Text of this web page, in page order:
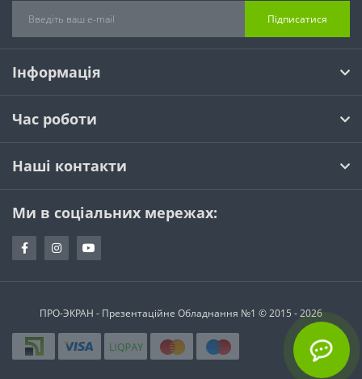
Підписатися
Інформація
Час роботи
Наші контакти
Ми в соціальних мережах:
ПРО-ЭКРАН - Презентаційне Обладнання №1 © 2015 - 2026